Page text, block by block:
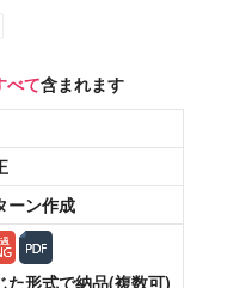
べて含まれます
ーン作成
た形式で納品(複数可)